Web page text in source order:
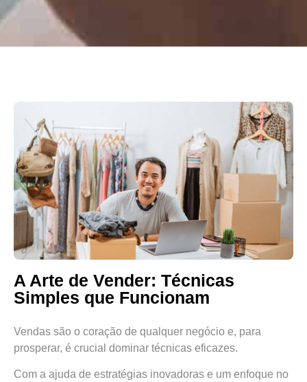
A Arte de Vender: Técnicas
Simples que Funcionam
Vendas são o coração de qualquer negócio e, para
prosperar, é crucial dominar técnicas eficazes.
Com a ajuda de estratégias inovadoras e um enfoque no